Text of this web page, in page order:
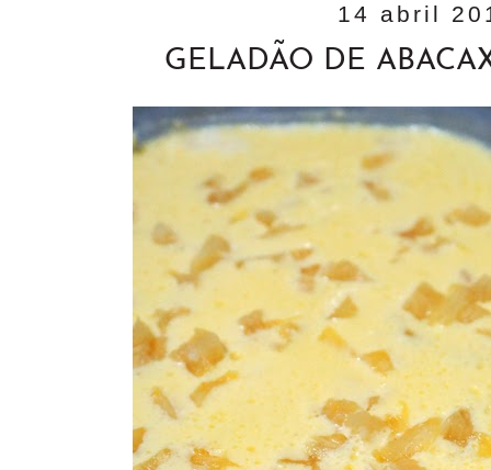
14 abril
GELADÃO DE